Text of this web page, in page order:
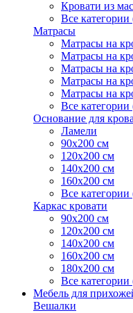
Кровати из
Все категории
Матрасы
Матрасы на
Матрасы на
Матрасы на
Матрасы на
Матрасы на
Все категории
Основание для
Ламели
90х200 см
120х200 см
140х200 см
160х200 см
Все категории
Каркас кровати
90х200 см
120х200 см
140х200 см
160х200 см
180х200 см
Все категории
Мебель для
Вешалки